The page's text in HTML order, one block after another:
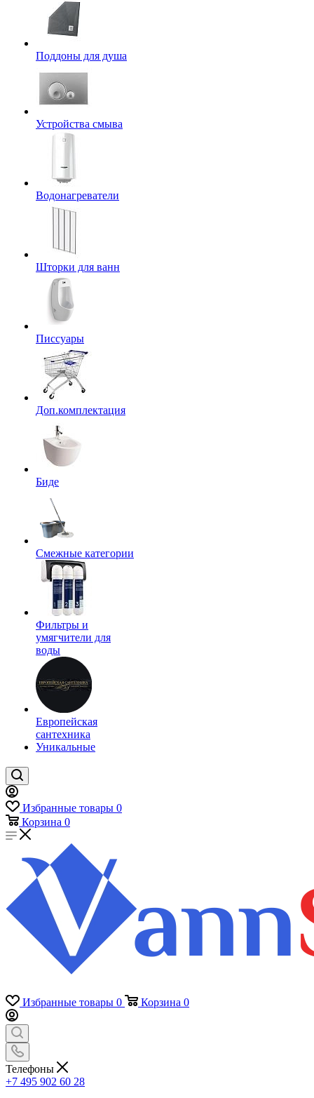
Поддоны для душа
Устройства смыва
Водонагреватели
Шторки для ванн
Писсуары
Доп.комплектация
Биде
Смежные категории
Фильтры и
умягчители для
воды
Европейская
сантехника
Уникальные
Избранные товары 0
Корзина 0
Избранные товары 0 Корзина 0
Телефоны
+7 495 902 60 28